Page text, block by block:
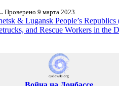
.. Проверено 9 марта 2023.
& Lugansk People’s Republics
and Rescue Workers in